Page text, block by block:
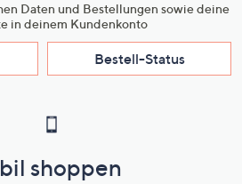
Daten und Bestellungen sowie deine
in deinem Kundenkonto
Bestell-Status
shoppen